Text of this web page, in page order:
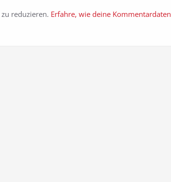
reduzieren. Erfahre, wie deine Kommentardaten